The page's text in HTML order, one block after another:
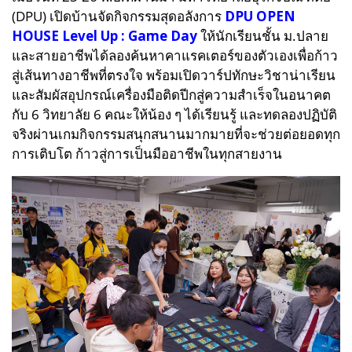
(DPU) เปิดบ้านจัดกิจกรรมสุดอลังการ DPU OPEN
HOUSE Level Up : Game Dayให้นักเรียนชั้น ม.ปลาย
และสายอาชีพได้ลองค้นหาคาแรคเตอร์ของตัวเองเพื่อก้าว
สู่เส้นทางอาชีพที่ตรงใจ พร้อมเปิดวาร์ปทักษะวิชาน่าเรียน
และสัมผัสอุปกรณ์เครื่องมือติดปีกสู่ความสำเร็จในอนาคต
กับ 6 วิทยาลัย 6 คณะให้น้อง ๆ ได้เรียนรู้ และทดลองปฏิบัติ
จริงผ่านเกมกิจกรรมสนุกสนานมากมายที่จะช่วยต่อยอดทุก
การเติบโต ก้าวสู่การเป็นมืออาชีพในทุกสายงาน